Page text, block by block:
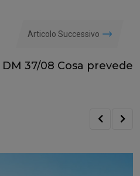
Articolo Successivo
DM 37/08 Cosa prevede